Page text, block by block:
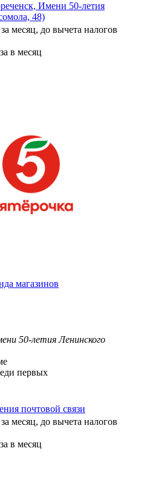
Имени 50-летия
48)
за месяц, до вычета налогов
в месяц
магазинов
50-летия Ленинского
первых
почтовой связи
за месяц, до вычета налогов
в месяц